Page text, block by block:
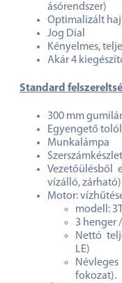
ásórendszer)
Optimalizált
Jog Dial
Kényelmes,
Akár 4
Standard
300 mm
Egyengető
Munkalámpa
Vezetőülésből
vízálló, zárható)
Motor:
modell:
3 henger
Nettó
LE)
fokozat).